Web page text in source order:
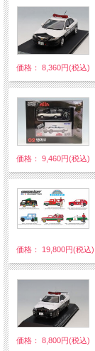
価格： 8,360円(税込)
価格： 9,460円(税込)
価格： 19,800円(税込)
価格： 8,800円(税込)